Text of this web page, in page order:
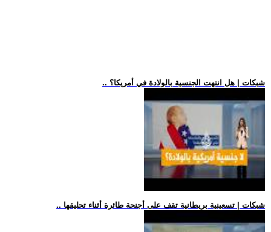
.. شبكات | هل انتهت الجنسية بالولادة في أمريكا؟
.. شبكات | تسعينية بريطانية تقف على أجنحة طائرة أثناء تحليقها